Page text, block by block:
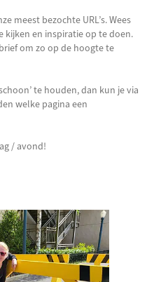
meest bezochte URL’s. Wees
en inspiratie op te doen.
om zo op de hoogte te
te houden, dan kun je via
welke pagina een
/ avond!